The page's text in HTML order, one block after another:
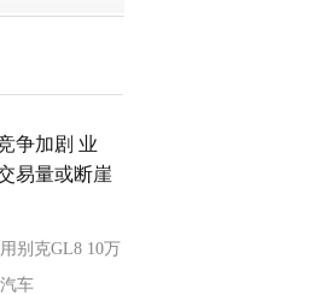
争加剧 业
易量或断崖
别克GL8 10万
车